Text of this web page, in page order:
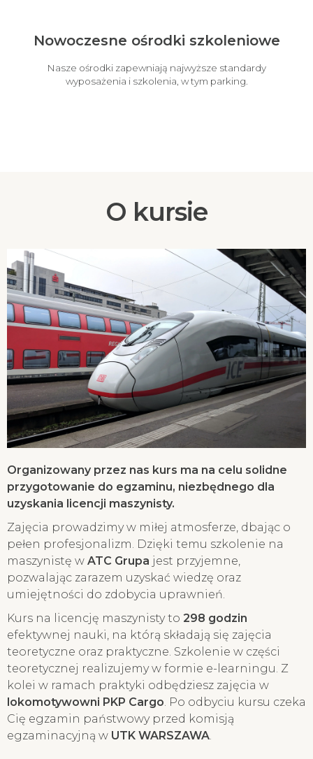
Nowoczesne ośrodki szkoleniowe
Nasze ośrodki zapewniają najwyższe standardy
wyposażenia i szkolenia, w tym parking.
O kursie
Organizowany przez nas kurs ma na celu solidne
przygotowanie do egzaminu, niezbędnego dla
uzyskania licencji maszynisty.
Zajęcia prowadzimy w miłej atmosferze, dbając o
pełen profesjonalizm. Dzięki temu szkolenie na
maszynistę w ATC Grupa jest przyjemne,
pozwalając zarazem uzyskać wiedzę oraz
umiejętności do zdobycia uprawnień.
Kurs na licencję maszynisty to 298 godzin
efektywnej nauki, na którą składają się zajęcia
teoretyczne oraz praktyczne. Szkolenie w części
teoretycznej realizujemy w formie e-learningu. Z
kolei w ramach praktyki odbędziesz zajęcia w
lokomotywowni PKP Cargo. Po odbyciu kursu czeka
Cię egzamin państwowy przed komisją
egzaminacyjną w UTK WARSZAWA.